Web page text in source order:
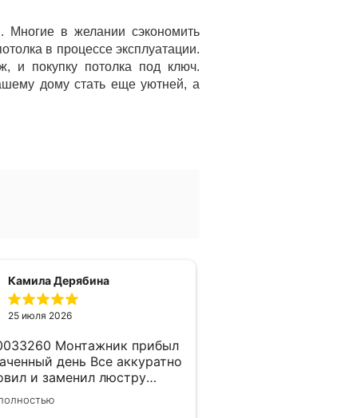
Многие в желании сэкономить
в процессе эксплуатации.
и покупку потолка под ключ.
дому стать еще уютней, а
Камила Дерябина
25 июля 2026
прибыл
день Все аккуратно
и заменил люстру
надежная, изначально
договор с